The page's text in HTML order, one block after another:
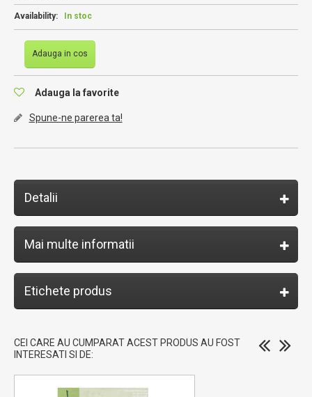
Availability: In stoc
Adauga in cos
Adauga la favorite
Spune-ne parerea ta!
Detalii
Mai multe informatii
Etichete produs
CEI CARE AU CUMPARAT ACEST PRODUS AU FOST
INTERESATI SI DE: